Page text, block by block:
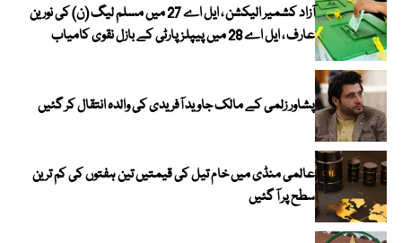
آزاد کشمیر الیکشن ، ایل اے 27 میں مسلم لیگ (ن) کی نورین
عارف ، ایل اے 28 میں پیپلز پارٹی کے بازل نقوی کامیاب
پشاور زلمی کے مالک جاوید آفریدی کی والدہ انتقال کر گئیں
عالمی منڈی میں خام تیل کی قیمتیں تین ہفتوں کی کم ترین
سطح پر آ گئیں